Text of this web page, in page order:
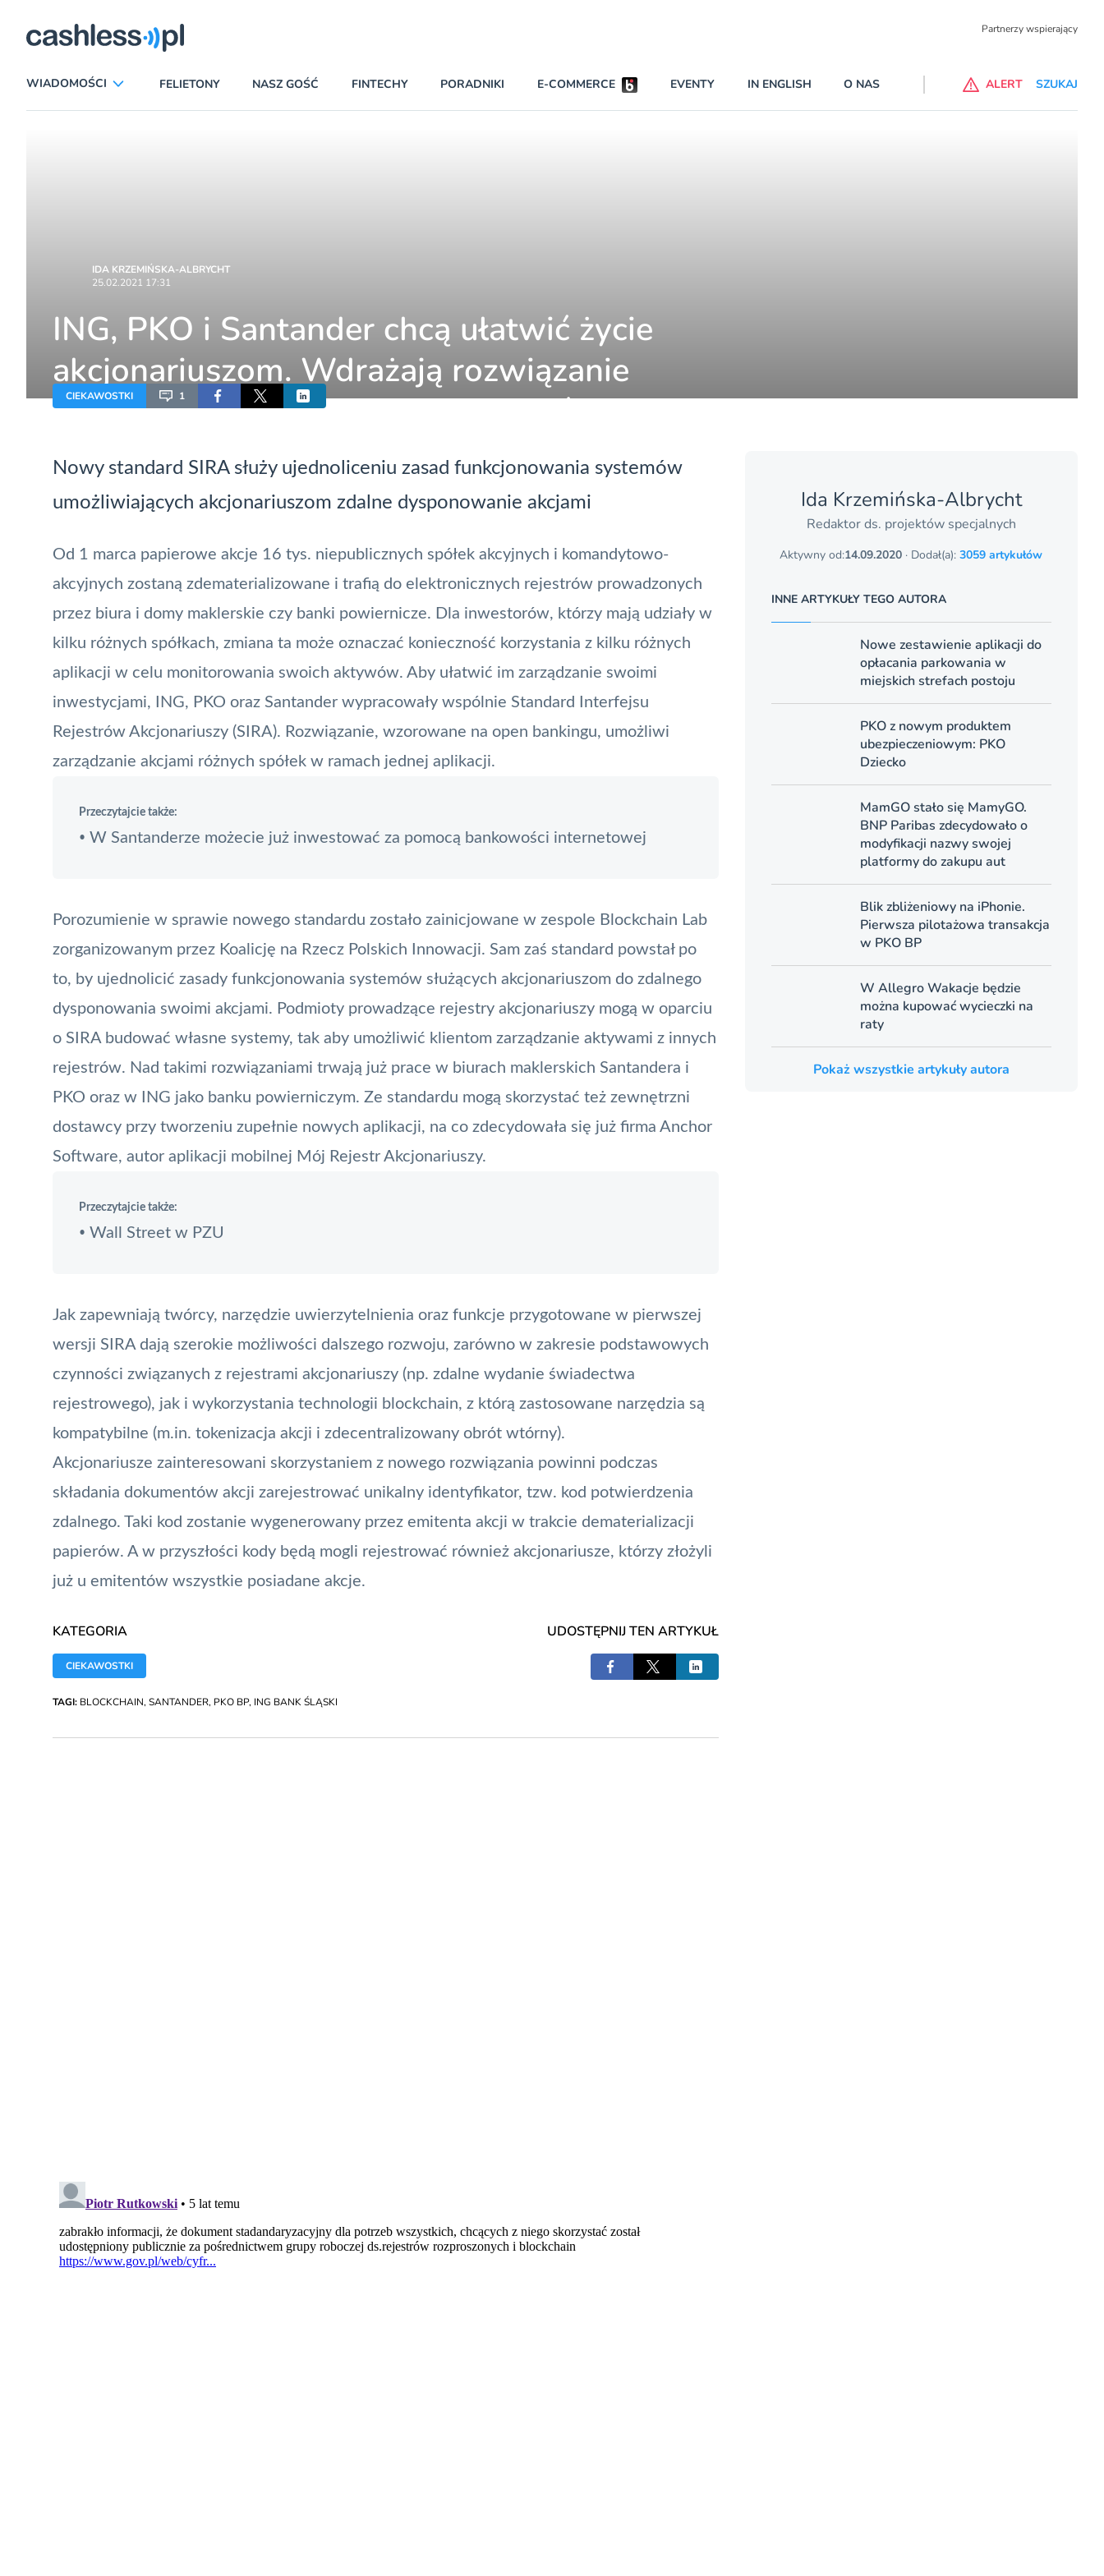
Partnerzy wspierający
WIADOMOŚCI
TEMAT DNIA
FELIETONY NASZ GOŚĆ FINTECHY PORADNIKI E-COMMERCE EVENTY IN ENGLISH O NAS ALERT SZUKAJ
IDA KRZEMIŃSKA-ALBRYCHT
25.02.2021 17:31
ING, PKO i Santander chcą ułatwić życie
akcjonariuszom. Wdrażają rozwiązanie
wzorowane na otwartej bankowości
CIEKAWOSTKI 1
Nowy standard SIRA służy ujednoliceniu zasad funkcjonowania systemów
umożliwiających akcjonariuszom zdalne dysponowanie akcjami
Od 1 marca papierowe akcje 16 tys. niepublicznych spółek akcyjnych i komandytowo-
akcyjnych zostaną zdematerializowane i trafią do elektronicznych rejestrów prowadzonych
przez biura i domy maklerskie czy banki powiernicze. Dla inwestorów, którzy mają udziały w
kilku różnych spółkach, zmiana ta może oznaczać konieczność korzystania z kilku różnych
aplikacji w celu monitorowania swoich aktywów. Aby ułatwić im zarządzanie swoimi
inwestycjami, ING, PKO oraz Santander wypracowały wspólnie Standard Interfejsu
Rejestrów Akcjonariuszy (SIRA). Rozwiązanie, wzorowane na open bankingu, umożliwi
zarządzanie akcjami różnych spółek w ramach jednej aplikacji.
Przeczytajcie także:
• W Santanderze możecie już inwestować za pomocą bankowości internetowej
Porozumienie w sprawie nowego standardu zostało zainicjowane w zespole Blockchain Lab
zorganizowanym przez Koalicję na Rzecz Polskich Innowacji. Sam zaś standard powstał po
to, by ujednolicić zasady funkcjonowania systemów służących akcjonariuszom do zdalnego
dysponowania swoimi akcjami. Podmioty prowadzące rejestry akcjonariuszy mogą w oparciu
o SIRA budować własne systemy, tak aby umożliwić klientom zarządzanie aktywami z innych
rejestrów. Nad takimi rozwiązaniami trwają już prace w biurach maklerskich Santandera i
PKO oraz w ING jako banku powierniczym. Ze standardu mogą skorzystać też zewnętrzni
dostawcy przy tworzeniu zupełnie nowych aplikacji, na co zdecydowała się już firma Anchor
Software, autor aplikacji mobilnej Mój Rejestr Akcjonariuszy.
Przeczytajcie także:
• Wall Street w PZU
Jak zapewniają twórcy, narzędzie uwierzytelnienia oraz funkcje przygotowane w pierwszej
wersji SIRA dają szerokie możliwości dalszego rozwoju, zarówno w zakresie podstawowych
czynności związanych z rejestrami akcjonariuszy (np. zdalne wydanie świadectwa
rejestrowego), jak i wykorzystania technologii blockchain, z którą zastosowane narzędzia są
kompatybilne (m.in. tokenizacja akcji i zdecentralizowany obrót wtórny).
Akcjonariusze zainteresowani skorzystaniem z nowego rozwiązania powinni podczas
składania dokumentów akcji zarejestrować unikalny identyfikator, tzw. kod potwierdzenia
zdalnego. Taki kod zostanie wygenerowany przez emitenta akcji w trakcie dematerializacji
papierów. A w przyszłości kody będą mogli rejestrować również akcjonariusze, którzy złożyli
już u emitentów wszystkie posiadane akcje.
KATEGORIA
CIEKAWOSTKI
UDOSTĘPNIJ TEN ARTYKUŁ
TAGI: BLOCKCHAIN, SANTANDER, PKO BP, ING BANK ŚLĄSKI
Ida Krzemińska-Albrycht
Redaktor ds. projektów specjalnych
Aktywny od:14.09.2020 · Dodał(a):3059 artykułów
INNE ARTYKUŁY TEGO AUTORA
Nowe zestawienie aplikacji do
opłacania parkowania w
miejskich strefach postoju
PKO z nowym produktem
ubezpieczeniowym: PKO
Dziecko
MamGO stało się MamyGO.
BNP Paribas zdecydowało o
modyfikacji nazwy swojej
platformy do zakupu aut
Blik zbliżeniowy na iPhonie.
Pierwsza pilotażowa transakcja
w PKO BP
W Allegro Wakacje będzie
można kupować wycieczki na
raty
Pokaż wszystkie artykuły autora